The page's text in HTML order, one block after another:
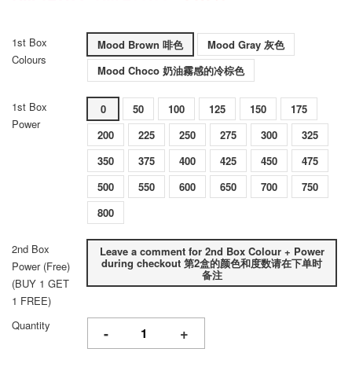
1st Box
Colours
Mood Brown 啡色
Mood Gray 灰色
Mood Choco 奶油霧感的冷棕色
1st Box
Power
0 50 100 125 150
175
200
225 250 275 300
325
350
375 400 425 450
475
500
550 600 650 700
750
800
2nd Box
Power (Free)
(BUY 1 GET
1 FREE)
Leave a comment for 2nd Box Colour + Power
during checkout 第2盒的颜色和度数请在下单时
备注
Quantity - +